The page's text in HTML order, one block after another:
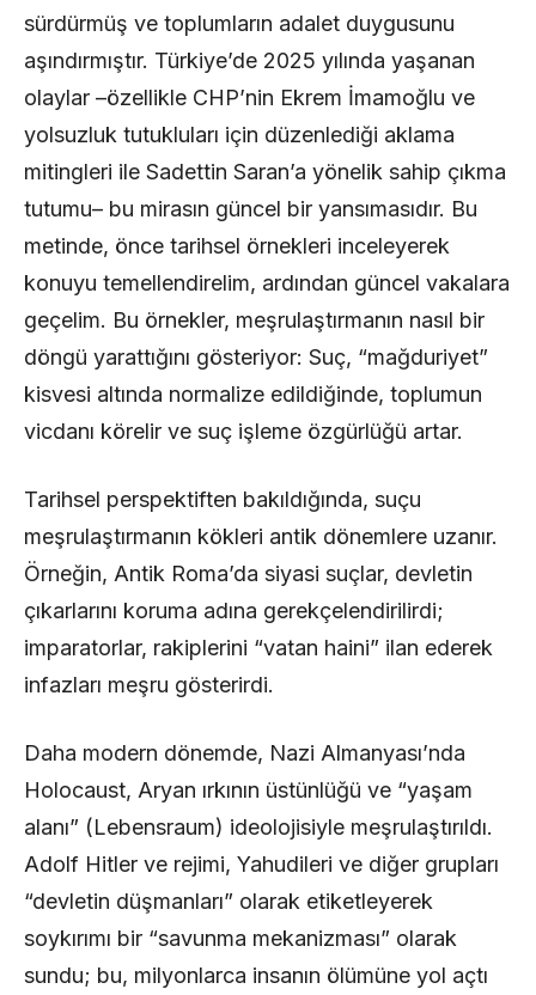
sürdürmüş ve toplumların adalet duygusunu
aşındırmıştır. Türkiye’de 2025 yılında yaşanan
olaylar –özellikle CHP’nin Ekrem İmamoğlu ve
yolsuzluk tutukluları için düzenlediği aklama
mitingleri ile Sadettin Saran’a yönelik sahip çıkma
tutumu– bu mirasın güncel bir yansımasıdır. Bu
metinde, önce tarihsel örnekleri inceleyerek
konuyu temellendirelim, ardından güncel vakalara
geçelim. Bu örnekler, meşrulaştırmanın nasıl bir
döngü yarattığını gösteriyor: Suç, “mağduriyet”
kisvesi altında normalize edildiğinde, toplumun
vicdanı körelir ve suç işleme özgürlüğü artar.
Tarihsel perspektiften bakıldığında, suçu
meşrulaştırmanın kökleri antik dönemlere uzanır.
Örneğin, Antik Roma’da siyasi suçlar, devletin
çıkarlarını koruma adına gerekçelendirilirdi;
imparatorlar, rakiplerini “vatan haini” ilan ederek
infazları meşru gösterirdi.
Daha modern dönemde, Nazi Almanyası’nda
Holocaust, Aryan ırkının üstünlüğü ve “yaşam
alanı” (Lebensraum) ideolojisiyle meşrulaştırıldı.
Adolf Hitler ve rejimi, Yahudileri ve diğer grupları
“devletin düşmanları” olarak etiketleyerek
soykırımı bir “savunma mekanizması” olarak
sundu; bu, milyonlarca insanın ölümüne yol açtı